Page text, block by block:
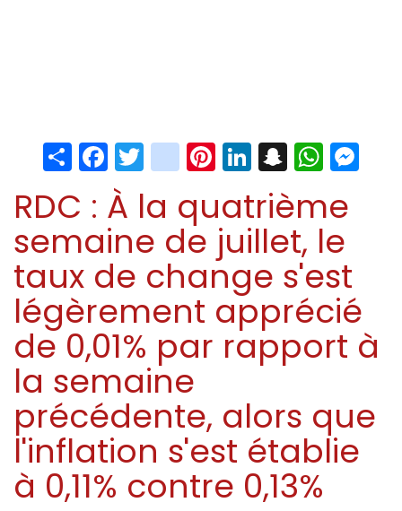
ShareFacebook
Twitter
instagram
Pinterest
LinkedIn
Snapchat
RDC : À la quatrième
semaine de juillet, le
taux de change s'est
légèrement apprécié
de 0,01% par rapport à
la semaine
précédente, alors que
l'inflation s'est établie
à 0,11% contre 0,13%